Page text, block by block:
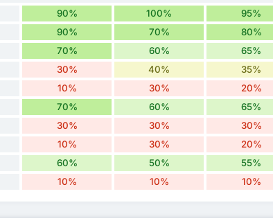
90% 100% 95%
90% 70% 80%
70% 60% 65%
30% 40% 35%
10% 30% 20%
70% 60% 65%
30% 30% 30%
10% 30% 20%
60% 50% 55%
10% 10% 10%